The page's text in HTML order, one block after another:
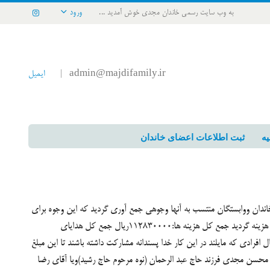
به وب سایت رسمی خاندان مجدی خوش آمدید ... ورود
admin@majdifamily.ir ایمیل
ثبت اطلاعات اعضای خاندان
تکیه خاندان مجدی درسال1392 از افراد خاندان ووابستگان منتسب به آنها وجوهی جمع آوری گردید که این وجوه برای
خرید سیستم صوتی بی سیم وخرید موتور برق وسایر ملزومات هزینه گردید جمع کل هزینه ها:112830000ریال جمع کل هدایای
مبلغ کسری(تراز منفی):31575000ریال افرادی که مایلند در این کار خدا پسندانه مشارکت داشته باشند تا این مبلغ
مجدی فرزند حاج عبد الرحمان (نوه مرحوم حاج رشید)ویا آقای رضا